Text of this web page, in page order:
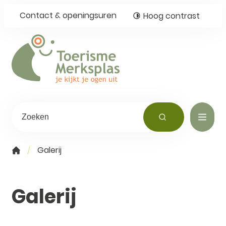
Naar inhoud Ga naar verfijn of wijzig resultaten.
Contact & openingsuren Hoog contrast
Waarmee kunnen we jou helpen?
ZOEKEN Menu
Startpagina
Galerij
Galerij